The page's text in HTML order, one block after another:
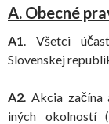
A. Obecné
A1. Všetci
Slovenskej
A2. Akcia začína
iných okolností